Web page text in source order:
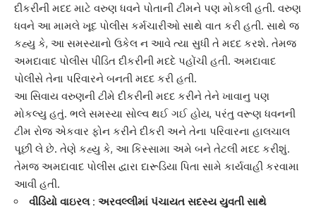
દીકરીની મદદ માટે વરુણ ધવને પોતાની ટીમને પણ મોકલી હતી. વરુણ
ધવને આ મામલે ખૂદ પોલીસ કર્મચારીઓ સાથે વાત કરી હતી. સાથે જ
કહ્યુ કે, આ સમસ્યાનો ઉકેલ ન આવે ત્યા સુધી તે મદદ કરશે. તેમજ
અમદાવાદ પોલીસ પીડિત દીકરીની મદદે પહોંચી હતી. અમદાવાદ
પોલીસે તેના પરિવારને બનતી મદદ કરી હતી.
આ સિવાય વરુણની ટીમે દીકરીની મદદ કરીને તેને ખાવાનુ પણ
મોકલ્યુ હતું. ભલે સમસ્યા સોલ્વ થઈ ગઈ હોય, પરંતુ વરૂણ ધવનની
ટીમ રોજ એકવાર ફોન કરીને દીકરી અને તેના પરિવારના હાલચાલ
પૂછી લે છે. તેણે કહ્યુ કે, આ કિસ્સામા અમે બને તેટલી મદદ કરીશું.
તેમજ અમદાવાદ પોલીસ દ્વારા દારૂડિયા પિતા સામે કાર્યવાહી કરવામા
આવી હતી.
વીડિયો વાઇરલ : અરવલ્લીમાં પંચાયત સદસ્ય યુવતી સાથે